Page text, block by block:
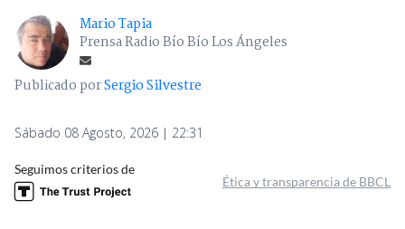
Mario Tapia
Prensa Radio Bío Bío Los Ángeles
Publicado porSergio Silvestre
Sábado 08 Agosto, 2026 | 22:31
Seguimos criterios de
Ética y transparencia de BBCL